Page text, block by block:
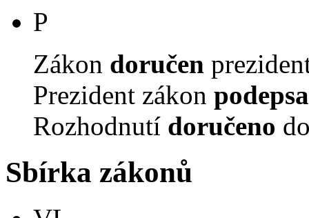
P
Zákon doručen
Prezident zákon
Rozhodnutí doručeno
Sbírka zákonů